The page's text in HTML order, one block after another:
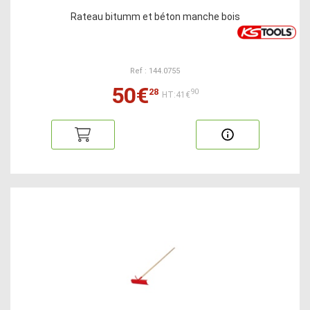
Rateau bitumm et béton manche bois
Ref : 144.0755
50€28 HT:41€90